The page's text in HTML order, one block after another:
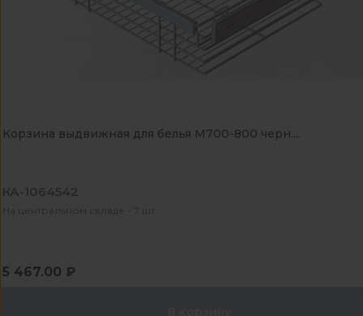
Корзина выдвижная для белья М700-800 черн....
КА-1064542
На центральном складе - 7 шт
5 467.00 ₽